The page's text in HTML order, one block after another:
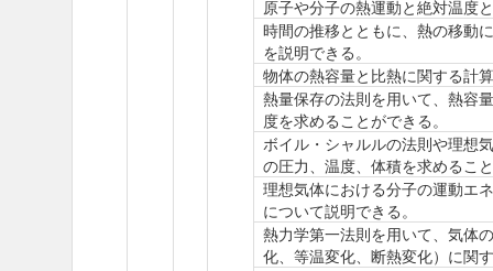
原子や分子の熱運動と絶対温度
時間の推移とともに、熱の移動
を説明できる。
物体の熱容量と比熱に関する計
熱量保存の法則を用いて、熱容
度を求めることができる。
ボイル・シャルルの法則や理想
の圧力、温度、体積を求めるこ
理想気体における分子の運動エ
について説明できる。
熱力学第一法則を用いて、気体
化、等温変化、断熱変化）に関